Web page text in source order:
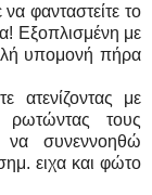
φανταστείτε το
Εξοπλισμένη με
υπομονή πήρα
ατενίζοντας με
τους
συνεννοηθώ
ειχα και φώτο